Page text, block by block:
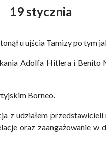
19 stycznia
u ujścia Tamizy po tym
Adolfa Hitlera i Benito
Borneo.
z udziałem
oraz zaangażowanie w